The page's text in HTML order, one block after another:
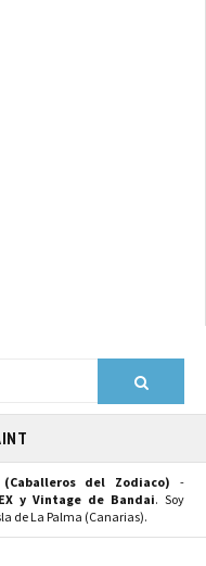
del Zodiaco) -
y Vintage de Bandai. Soy
de La Palma (Canarias).